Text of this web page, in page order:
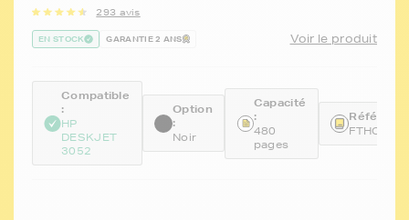
293 avis
EN STOCK GARANTIE 2 ANS Voir le produit
Compatible
:
HP
DESKJET
3052
Option
:
Noir
Capacité
:
480
pages